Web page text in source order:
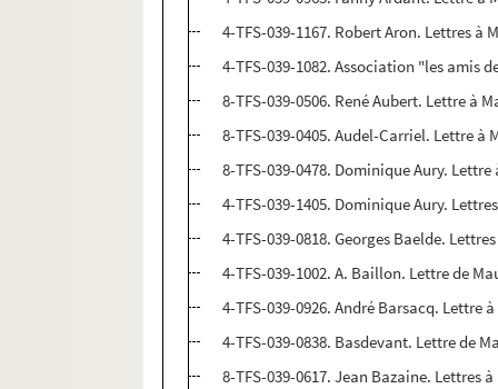
4-TFS-039-1167. Robert Aron. Lettres à
4-TFS-039-1082. Association "les amis
8-TFS-039-0506. René Aubert. Lettre à
8-TFS-039-0405. Audel-Carriel. Lettre à
8-TFS-039-0478. Dominique Aury.
4-TFS-039-1405. Dominique Aury.
4-TFS-039-0818. Georges Baelde.
4-TFS-039-1002. A. Baillon. Lettre de
4-TFS-039-0926. André Barsacq. Lettre
4-TFS-039-0838. Basdevant. Lettre de
8-TFS-039-0617. Jean Bazaine. Lettres